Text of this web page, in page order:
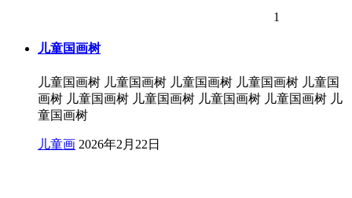
1
儿童国画树
儿童国画树 儿童国画树 儿童国画树 儿童国画树 儿童国
画树 儿童国画树 儿童国画树 儿童国画树 儿童国画树 儿
童国画树
儿童画 2026年2月22日